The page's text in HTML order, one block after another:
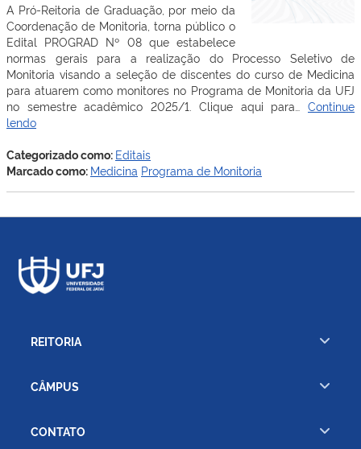
A Pró-Reitoria de Graduação, por meio da
Coordenação de Monitoria, torna público o
Edital PROGRAD Nº 08 que estabelece
normas gerais para a realização do Processo Seletivo de
Monitoria visando a seleção de discentes do curso de Medicina
para atuarem como monitores no Programa de Monitoria da UFJ
no semestre acadêmico 2025/1. Clique aqui para… Continue
lendoPrograma
Monitoria
–
–
08/2025
Categorizado como: Editais
Marcado como: Medicina Programa de Monitoria
REITORIA
CÂMPUS
CONTATO